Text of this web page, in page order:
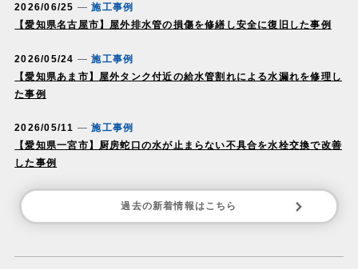
2026/06/25
施工事例
【愛知県名古屋市】屋外排水管の損傷を修繕し安全に復旧した事例
2026/05/24
施工事例
【愛知県あま市】屋外タンク付近の給水管割れによる水漏れを修理し
た事例
2026/05/11
施工事例
【愛知県一宮市】厨房蛇口の水が止まらない不具合を水栓交換で改善
した事例
過去の新着情報はこちら